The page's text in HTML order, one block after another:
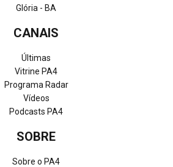
Glória - BA
CANAIS
Últimas
Vitrine PA4
Programa Radar
Vídeos
Podcasts PA4
SOBRE
Sobre o PA4